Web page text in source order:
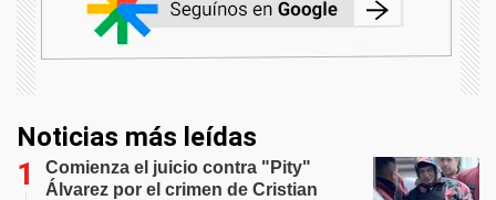
Noticias más leídas
Comienza el juicio contra "Pity"
Álvarez por el crimen de Cristian